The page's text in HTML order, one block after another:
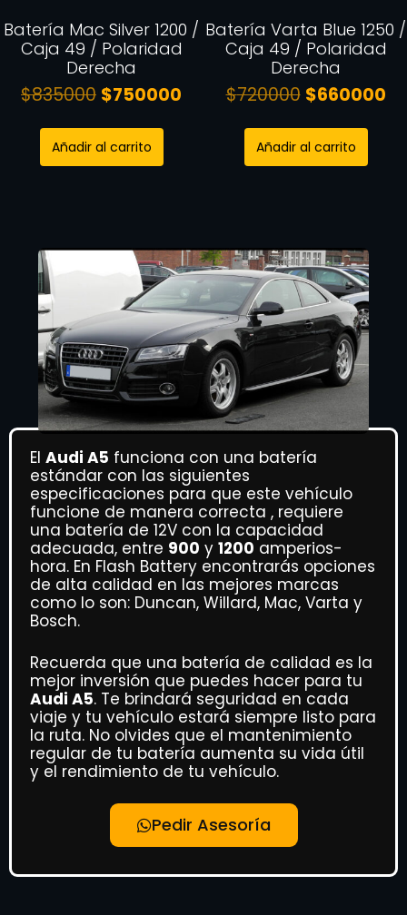
Batería Mac Silver 1200 /
Caja 49 / Polaridad
Derecha
$835000 $750000
Añadir al carrito
Batería Varta Blue 1250 /
Caja 49 / Polaridad
Derecha
$720000 $660000
Añadir al carrito
El Audi A5 funciona con una batería
estándar con las siguientes
especificaciones para que este vehículo
funcione de manera correcta , requiere
una batería de 12V con la capacidad
adecuada, entre 900 y 1200 amperios-
hora. En Flash Battery encontrarás opciones
de alta calidad en las mejores marcas
como lo son: Duncan, Willard, Mac, Varta y
Bosch.
Recuerda que una batería de calidad es la
mejor inversión que puedes hacer para tu
Audi A5. Te brindará seguridad en cada
viaje y tu vehículo estará siempre listo para
la ruta. No olvides que el mantenimiento
regular de tu batería aumenta su vida útil
y el rendimiento de tu vehículo.
Pedir Asesoría